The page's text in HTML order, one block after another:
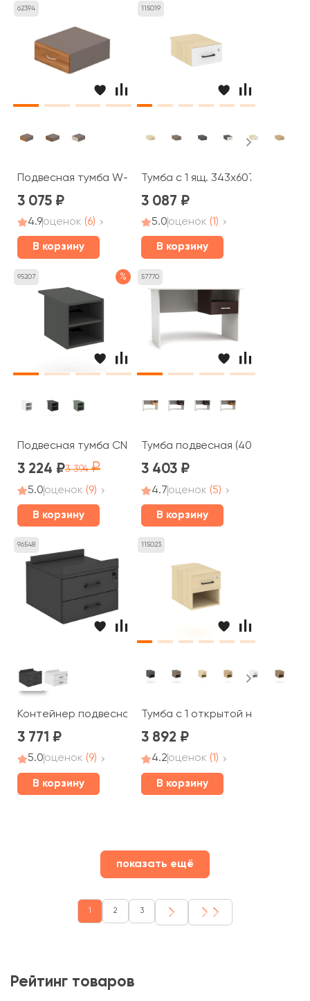
62394
Подвесная тумба W-24 Work
3 075
4.9оценок (6)
В корзину
115019
Тумба с 1 ящ. 343x607x176
3 087
5.0оценок (1)
В корзину
95207 %
Подвесная тумба CN.PTO-002 347x573x352 Концепт /
3 224 3 394
5.0оценок (9)
В корзину
57770
Тумба подвесная
3 403
4.7оценок (5)
В корзину
96548
Контейнер подвесной с 2 ящиками (замок на
3 771
5.0оценок (9)
В корзину
115023
Тумба с 1 открытой нишей и 1
3 892
4.2оценок (1)
В корзину
показать ещё
1 2 3
Рейтинг товаров